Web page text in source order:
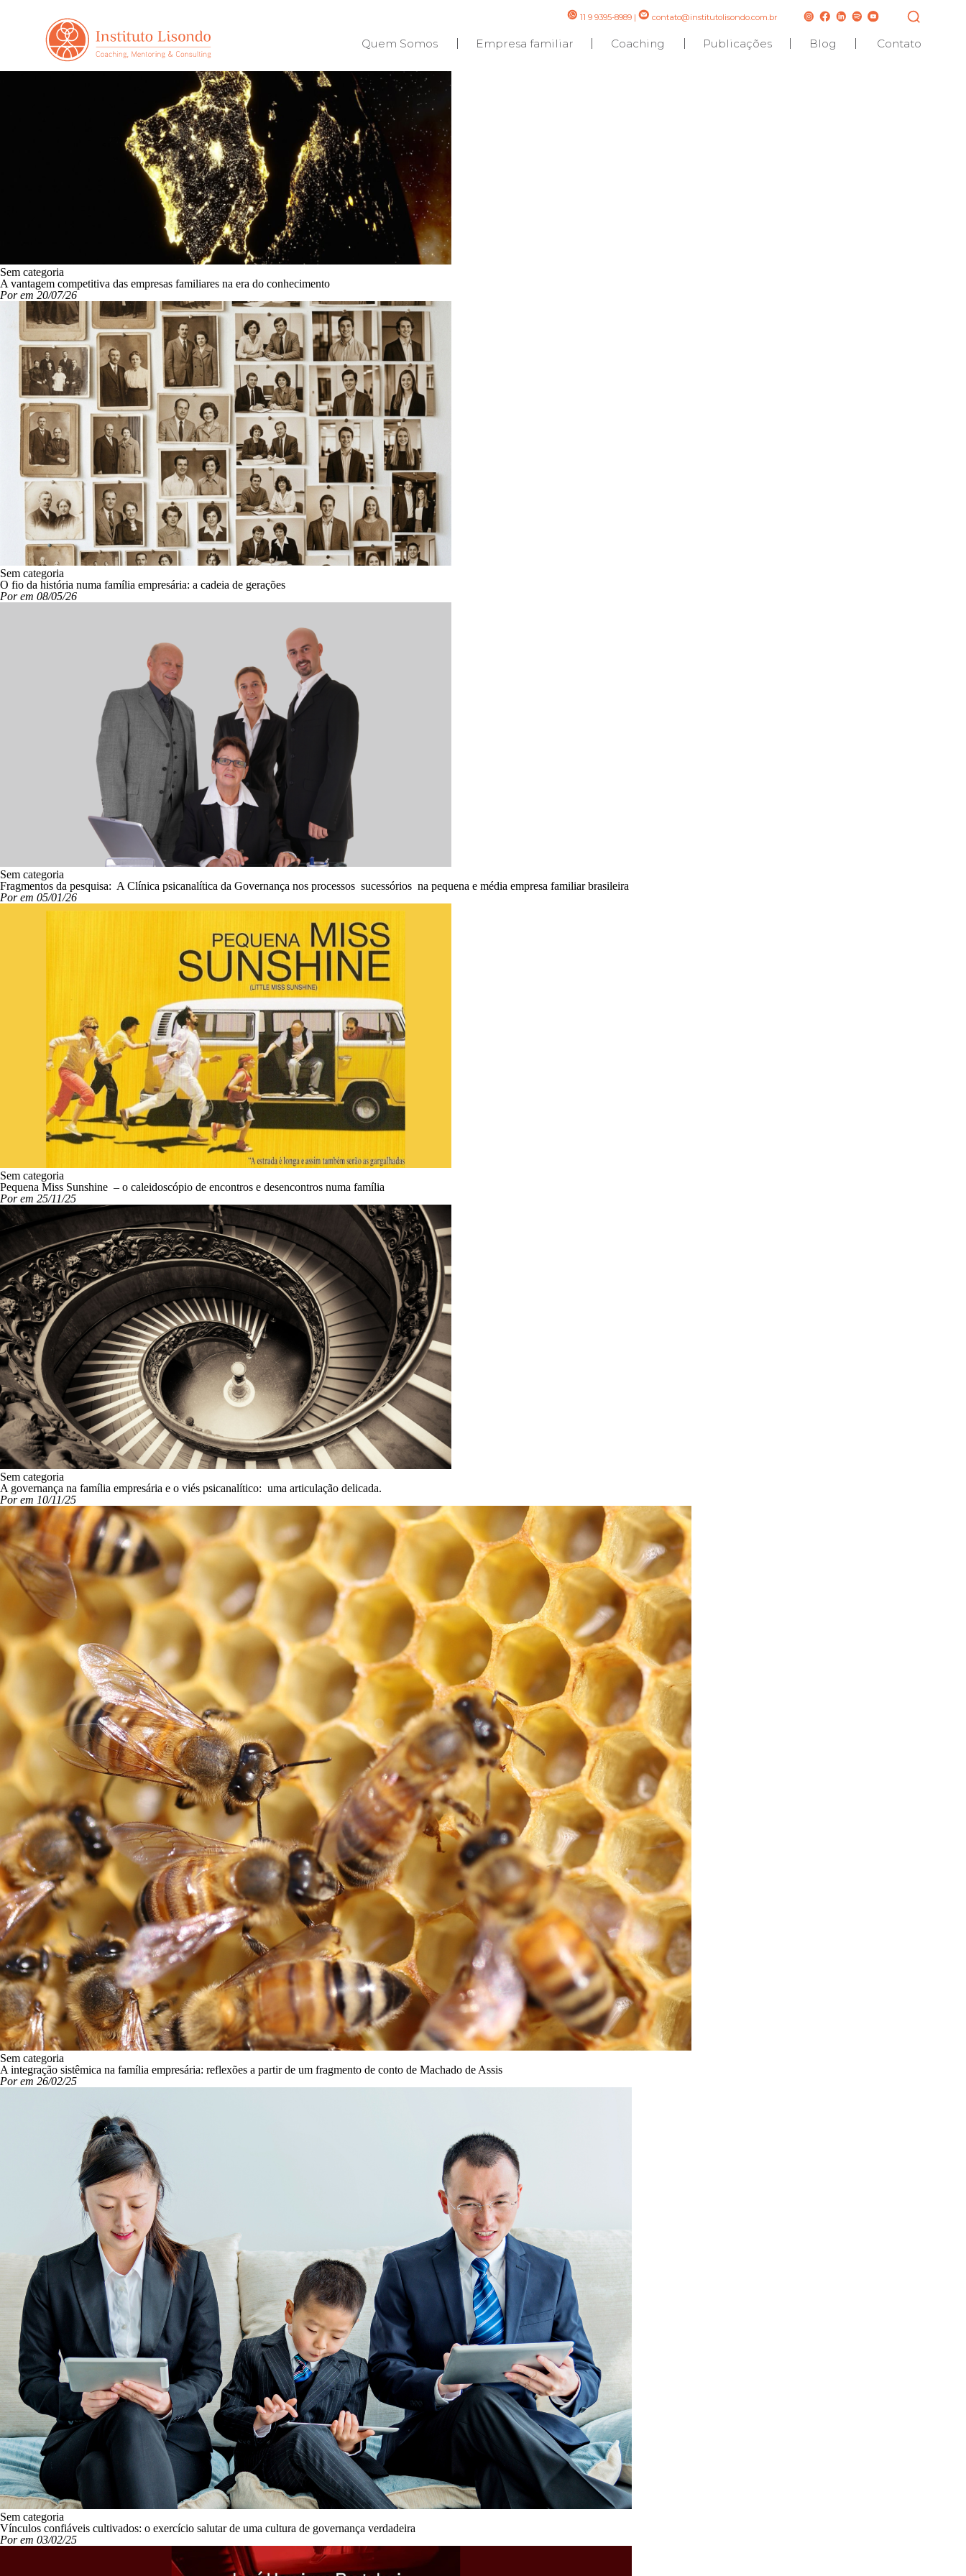
11 9 9395-8989 | contato@institutolisondo.com.br
Quem Somos Empresa familiar Coaching Publicações Blog Contato
Sem categoria
A vantagem competitiva das empresas familiares na era do conhecimento
Por em 20/07/26
Sem categoria
O fio da história numa família empresária: a cadeia de gerações
Por em 08/05/26
Sem categoria
Fragmentos da pesquisa: A Clínica psicanalítica da Governança nos processos sucessórios na pequena e média empresa familiar brasileira
Por em 05/01/26
Sem categoria
Pequena Miss Sunshine – o caleidoscópio de encontros e desencontros numa família
Por em 25/11/25
Sem categoria
A governança na família empresária e o viés psicanalítico: uma articulação delicada.
Por em 10/11/25
Sem categoria
A integração sistêmica na família empresária: reflexões a partir de um fragmento de conto de Machado de Assis
Por em 26/02/25
Sem categoria
Vínculos confiáveis cultivados: o exercício salutar de uma cultura de governança verdadeira
Por em 03/02/25